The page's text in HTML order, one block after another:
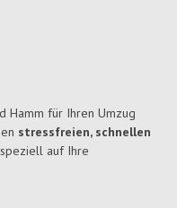
Hamm für Ihren Umzug
stressfreien, schnellen
auf Ihre